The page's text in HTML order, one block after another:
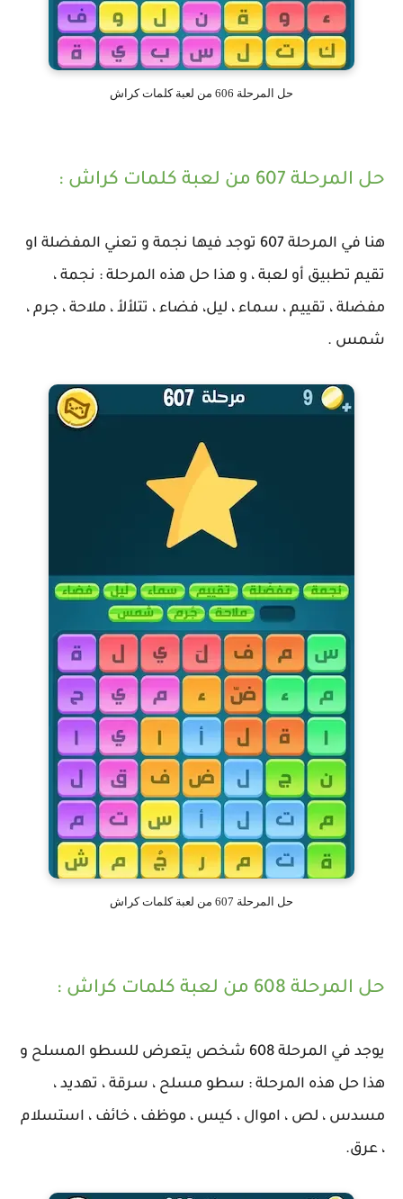
حل المرحلة 606 من لعبة كلمات كراش
حل المرحلة 607 من لعبة كلمات كراش :
هنا في المرحلة 607 توجد فيها نجمة و تعني المفضلة او
تقيم تطبيق أو لعبة ، و هذا حل هذه المرحلة : نجمة ،
مفضلة ، تقييم ، سماء ، ليل، فضاء ، تتلألأ ، ملاحة ، جرم ،
شمس .
حل المرحلة 607 من لعبة كلمات كراش
حل المرحلة 608 من لعبة كلمات كراش :
يوجد في المرحلة 608 شخص يتعرض للسطو المسلح و
هذا حل هذه المرحلة : سطو مسلح ، سرقة ، تهديد ،
مسدس ، لص ، اموال ، كيس ، موظف ، خائف ، استسلام
، عرق.